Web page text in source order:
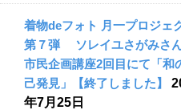
着物deフォト 月一プロジェ
第７弾 ソレイユさがみさ
市民企画講座2回目にて「和
己発見」【終了しました】
年7月25日